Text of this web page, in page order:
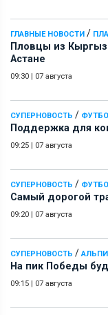
ГЛАВНЫЕ НОВОСТИ /
Пловцы из
Астане
09:30 | 07 августа
СУПЕРНОВОСТЬ /
Поддержка для
09:25 | 07 августа
СУПЕРНОВОСТЬ /
Самый дорогой
09:20 | 07 августа
СУПЕРНОВОСТЬ /
На пик Победы
09:15 | 07 августа